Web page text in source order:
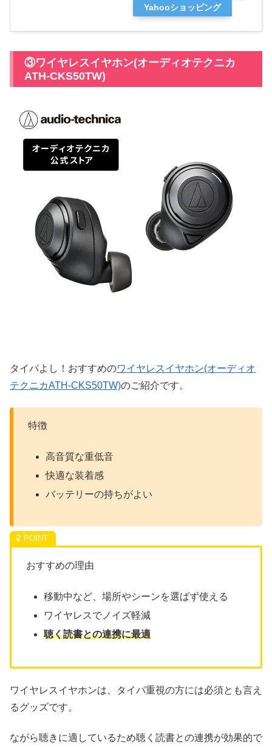
Yahooショッピング
③ワイヤレスイヤホン(オーディオテクニカ
ATH-CKS50TW)
タイパよし！おすすめのワイヤレスイヤホン(オーディオ
テクニカATH-CKS50TW)のご紹介です。
特徴
高音質な重低音
快適な装着感
バッテリーの持ちがよい
おすすめの理由
移動中など、場所やシーンを選ばず使える
ワイヤレスでノイズ軽減
聴く読書との連携に最適
ワイヤレスイヤホンは、タイパ重視の方には必須とも言え
るグッズです。
ながら聴きに適しているため聴く読書との連携が効果的で